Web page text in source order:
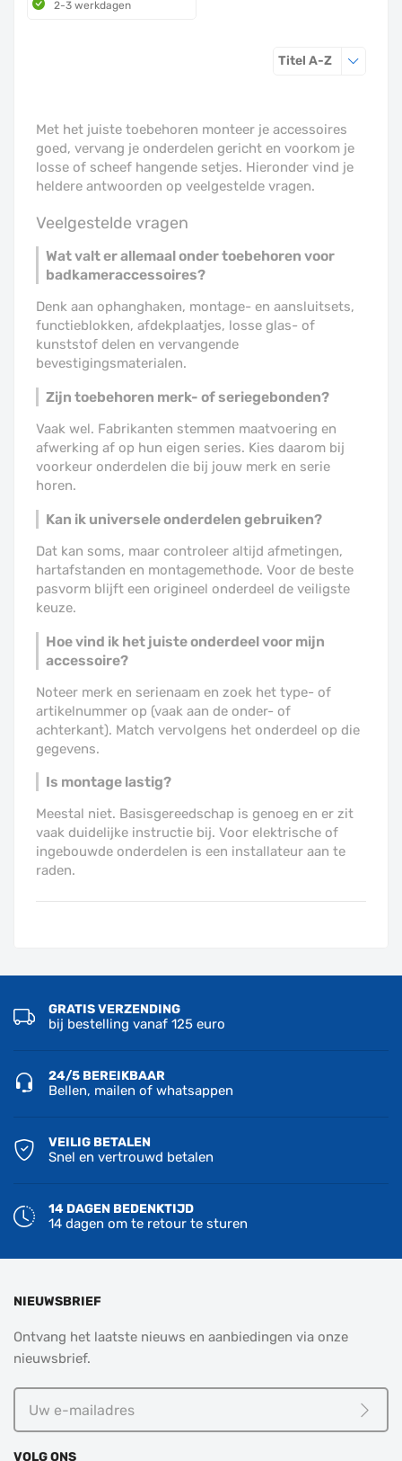
2-3 werkdagen
Titel A-ZSorteren op
Met het juiste toebehoren monteer je accessoires
goed, vervang je onderdelen gericht en voorkom je
losse of scheef hangende setjes. Hieronder vind je
heldere antwoorden op veelgestelde vragen.
Veelgestelde vragen
Wat valt er allemaal onder toebehoren voor
badkameraccessoires?
Denk aan ophanghaken, montage- en aansluitsets,
functieblokken, afdekplaatjes, losse glas- of
kunststof delen en vervangende
bevestigingsmaterialen.
Zijn toebehoren merk- of seriegebonden?
Vaak wel. Fabrikanten stemmen maatvoering en
afwerking af op hun eigen series. Kies daarom bij
voorkeur onderdelen die bij jouw merk en serie
horen.
Kan ik universele onderdelen gebruiken?
Dat kan soms, maar controleer altijd afmetingen,
hartafstanden en montagemethode. Voor de beste
pasvorm blijft een origineel onderdeel de veiligste
keuze.
Hoe vind ik het juiste onderdeel voor mijn
accessoire?
Noteer merk en serienaam en zoek het type- of
artikelnummer op (vaak aan de onder- of
achterkant). Match vervolgens het onderdeel op die
gegevens.
Is montage lastig?
Meestal niet. Basisgereedschap is genoeg en er zit
vaak duidelijke instructie bij. Voor elektrische of
ingebouwde onderdelen is een installateur aan te
raden.
GRATIS VERZENDING
bij bestelling vanaf 125 euro
24/5 BEREIKBAAR
Bellen, mailen of whatsappen
VEILIG BETALEN
Snel en vertrouwd betalen
14 DAGEN BEDENKTIJD
14 dagen om te retour te sturen
NIEUWSBRIEF
Ontvang het laatste nieuws en aanbiedingen via onze
nieuwsbrief.
Meld
VOLG ONS